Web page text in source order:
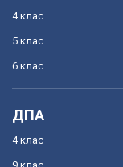
4 клас
5 клас
6 клас
ДПА
4 клас